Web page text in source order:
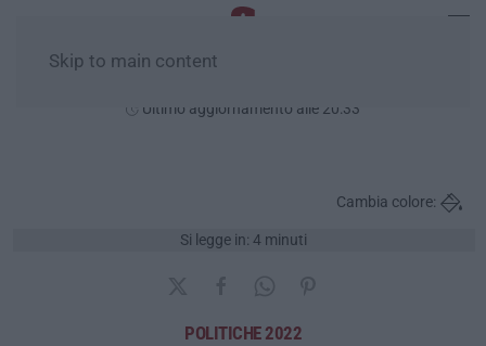
Skip to main content
Ultimo aggiornamento alle 20:33
Si legge in: 4 minuti
Cambia colore:
POLITICHE 2022